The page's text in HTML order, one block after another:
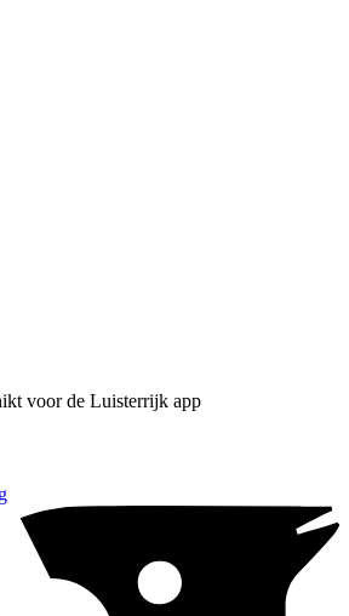
voor de Luisterrijk app